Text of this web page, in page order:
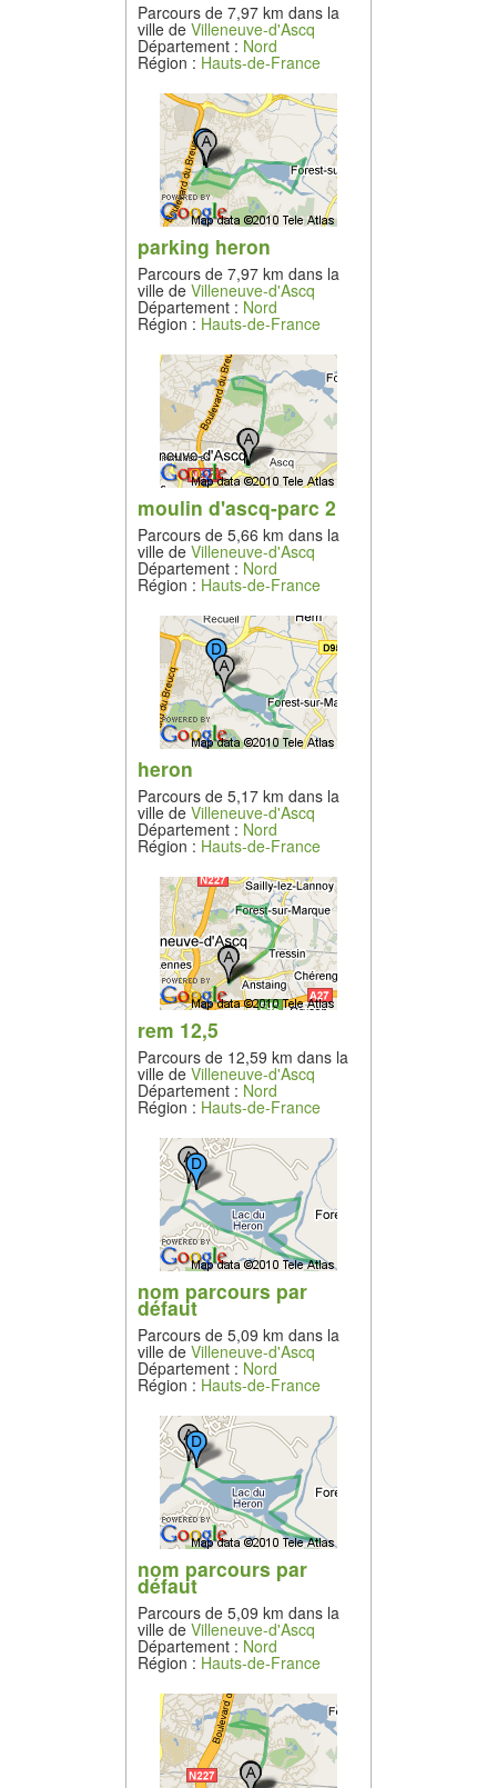
Parcours de 7,97 km dans la
ville de Villeneuve-d'Ascq
Département : Nord
Région : Hauts-de-France
parking heron
Parcours de 7,97 km dans la
ville de Villeneuve-d'Ascq
Département : Nord
Région : Hauts-de-France
moulin d'ascq-parc 2
Parcours de 5,66 km dans la
ville de Villeneuve-d'Ascq
Département : Nord
Région : Hauts-de-France
heron
Parcours de 5,17 km dans la
ville de Villeneuve-d'Ascq
Département : Nord
Région : Hauts-de-France
rem 12,5
Parcours de 12,59 km dans la
ville de Villeneuve-d'Ascq
Département : Nord
Région : Hauts-de-France
nom parcours par
défaut
Parcours de 5,09 km dans la
ville de Villeneuve-d'Ascq
Département : Nord
Région : Hauts-de-France
nom parcours par
défaut
Parcours de 5,09 km dans la
ville de Villeneuve-d'Ascq
Département : Nord
Région : Hauts-de-France